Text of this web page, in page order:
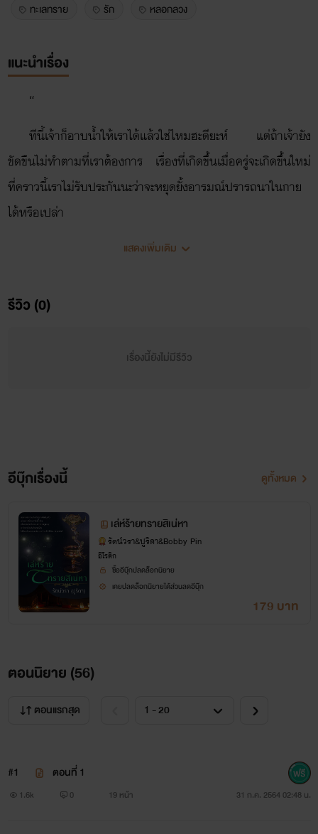
ทะเลทราย รัก หลอกลวง
แนะนำเรื่อง
“
ทีนี้เจ้าก็อาบน้ำให้เราได้แล้วใช่ไหมฮะดียะห์ แต่ถ้าเจ้ายัง
ขัดขืนไม่ทำตามที่เราต้องการ เรื่องที่เกิดขึ้นเมื่อครู่จะเกิดขึ้นใหม่
ที่คราวนี้เราไม่รับประกันนะว่าจะหยุดยั้งอารมณ์ปรารถนาในกาย
ได้หรือเปล่า
ขวางกั้นอยู่ แต่ก็ยังกางกั้นความร้อนผ่าวจากปากหนาที่ขบเม้ม
กัญญาพัชรรีบทำตามอย่างเผลอไผล ใบหน้าขาวสวยแต่ง
ก่อนที่ดวงตากลมโตจะเบิกกว้าง เมื่อรู้ตัวว่ากำลังทำอะไรอยู่ มือ
เล็กเรียวที่ลากไล้ไปทั่วลำตัวแกร่งหยุดชะงัก ปลายเล็บแหลมคม
จิกลงไปบนอกกว้างจนคนที่นอนเอนตัวอิงถังไม้อยู่ถึงกับสะดุ้ง
“
“
โอ๊ะ! ขอประทานอภัยเพคะองค์นาสเซอร์ หม่อมฉันเผลอคิด
อะไรเพลินไปหน่อย
แสดงเพิ่มเติม
รีวิว (0)
เรื่องนี้ยังไม่มีรีวิว
อีบุ๊กเรื่องนี้ ดูทั้งหมด
เล่ห์ร้ายทรายสิเน่หา
รัตน์วรา&ปูริดา&Bobby Pin
อีโรติก
ซื้ออีบุ๊กปลดล็อกนิยาย
เคยปลดล็อกนิยายได้ส่วนลดอีบุ๊ก
179 บาท
ตอนนิยาย (56)
ตอนแรกสุด
#1 ตอนที่ 1
1.6k 0 19 หน้า 31 ก.ค. 2564 02:48 น.